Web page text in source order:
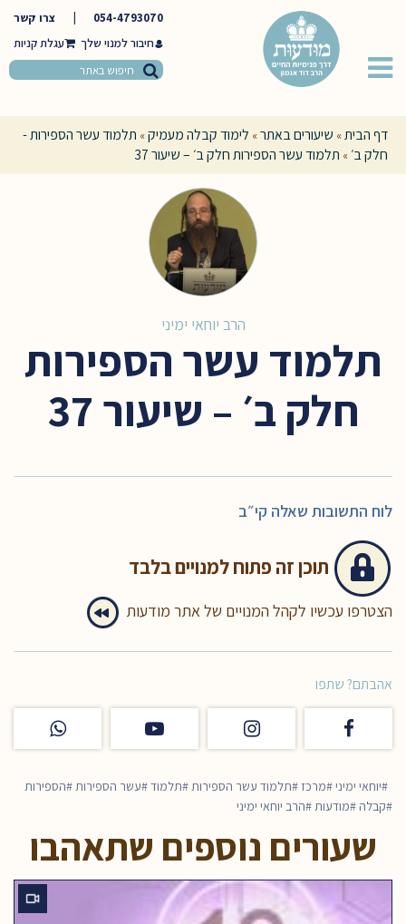
054-4793070
צרו קשר
חיבור למנוי שלך
דף הבית» שיעורים באתר» לימוד קבלה מעמיק» תלמוד עשר הספירות -
חלק ב׳ » תלמוד עשר הספירות חלק ב׳ – שיעור 37
הרב יוחאי ימיני
תלמוד עשר הספירות
חלק ב׳ – שיעור 37
לוח התשובות שאלה קי״ב
תוכן זה פתוח למנויים בלבד
הצטרפו עכשיו לקהל המנויים של אתר מודעות
אהבתם? שתפו
יוחאי ימיני מרכז תלמוד עשר הספירות תלמוד עשר הספירות
הספירות
קבלה
מודעות הרב יוחאי ימיני
שעורים נוספים שתאהבו